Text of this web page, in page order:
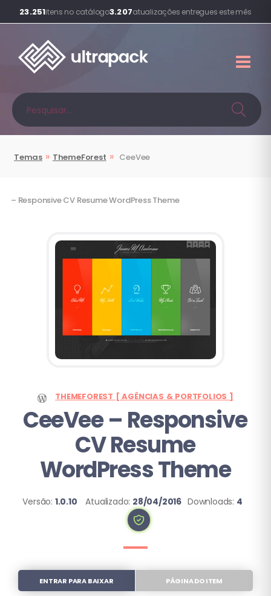
23.251itens no catálogo3.207atualizações entregues este mês
Temas » ThemeForest » CeeVee
– Responsive CV Resume WordPress Theme
THEMEFOREST [ AGÊNCIAS & PORTFOLIOS ]
CeeVee– Responsive
CV Resume
WordPress Theme
Versão: 1.0.10 Atualizado: 28/04/2016 Downloads: 4
ENTRAR PARA BAIXAR PÁGINA DO ITEM